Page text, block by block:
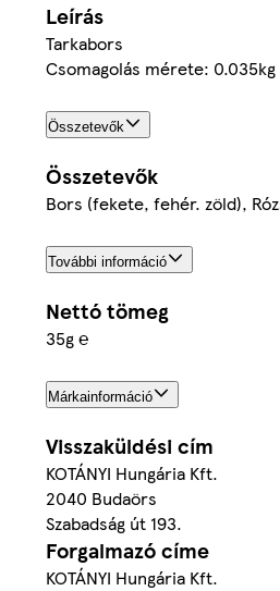
Leírás
Tarkabors
Csomagolás mérete: 0.035kg
Összetevők
Összetevők
Bors (fekete, fehér. zöld),
További információ
Nettó tömeg
35g ℮
Márkainformáció
Visszaküldési cím
KOTÁNYI Hungária Kft.
2040 Budaörs
Szabadság út 193.
Forgalmazó címe
KOTÁNYI Hungária Kft.